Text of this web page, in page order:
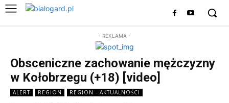
- REKLAMA -
Obsceniczne zachowanie mężczyzny
w Kołobrzegu (+18) [video]
ALERT REGION REGION - AKTUALNOŚCI